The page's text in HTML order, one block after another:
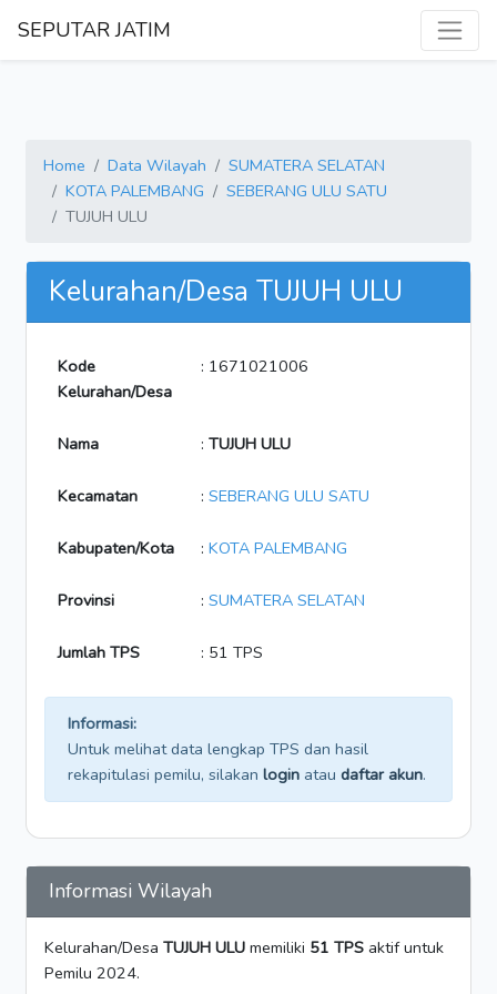
SEPUTAR JATIM
Home Data Wilayah
SUMATERA SELATAN
KOTA PALEMBANG
SEBERANG ULU SATU
TUJUH ULU
Kelurahan/Desa TUJUH ULU
Kode
Kelurahan/Desa
: 1671021006
Nama : TUJUH ULU
Kecamatan : SEBERANG ULU SATU
Kabupaten/Kota : KOTA PALEMBANG
Provinsi : SUMATERA SELATAN
Jumlah TPS : 51 TPS
Informasi:
Untuk melihat data lengkap TPS dan hasil
rekapitulasi pemilu, silakan login atau daftar akun.
Informasi Wilayah
Kelurahan/Desa TUJUH ULU memiliki 51 TPS aktif untuk
Pemilu 2024.